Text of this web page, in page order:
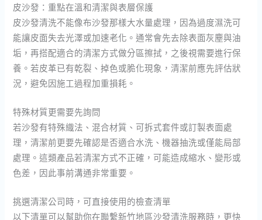
皮沙發：重點在溫和清潔與表層保護
皮沙發清洗不能像布沙發那樣大水量處理，因為過度濕洗可
能讓皮面失去光澤或加速老化。通常會先去除表面灰塵與油
垢，再搭配適合的清潔方式做分區擦拭，之後視需要進行保
養。若皮革已有乾裂、掉色或脆化現象，清潔前應先評估狀
況，避免因施工過程加重損耗。
特殊材質更需要先詢問
若沙發有特殊織法、混合材質、可拆式套件或訂製表面處
理，清潔前更要先確認是否適合水洗、機器抽洗或僅能局部
處理。這類產品若清潔方式不正確，可能造成縮水、變形或
色差，因此事前溝通非常重要。
挑選清潔公司時，可直接使用的檢查清單
以下清單可以幫助你在聯繫新竹地區沙發清洗服務時，更快